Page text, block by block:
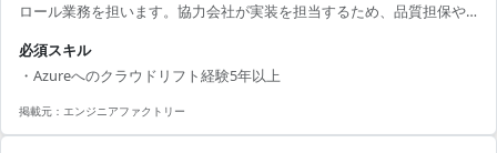
ロール業務を担います。協力会社が実装を担当するため、品質担保や
っていただきます。また、サーバ追加構築などの小規模案件にも複数
対応いただきます。 【技術スタック】 ・クラウド：Azure ・OS：
Windows / Linux ・ミドルウェア：Active Directory ・ネットワーク：
必須スキル
・Azureへのクラウドリフト経験5年以上
掲載元： エンジニアファクトリー